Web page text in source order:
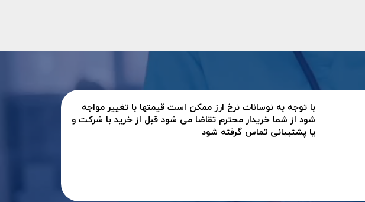
با توجه به نوسانات نرخ ارز ممکن است قیمتها با تغییر مواجه
شود از شما خریدار محترم تقاضا می شود قبل از خرید با شرکت و
یا پشتیبانی تماس گرفته شود